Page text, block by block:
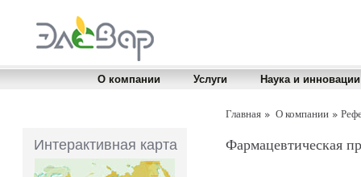
О компании Услуги Наука и инновации
Интерактивная карта
Главная О компании
Фармацевтическая